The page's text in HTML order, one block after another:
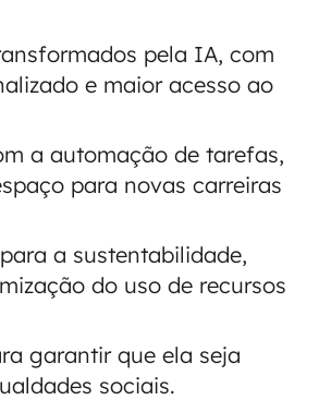
pela IA, com
e maior acesso ao
a automação de tarefas,
para novas carreiras
a sustentabilidade,
do uso de recursos
garantir que ela seja
sociais.